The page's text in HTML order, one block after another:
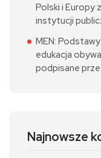
Polski i Europy
instytucji
MEN:
edukacja
podpisane
Najnowsze